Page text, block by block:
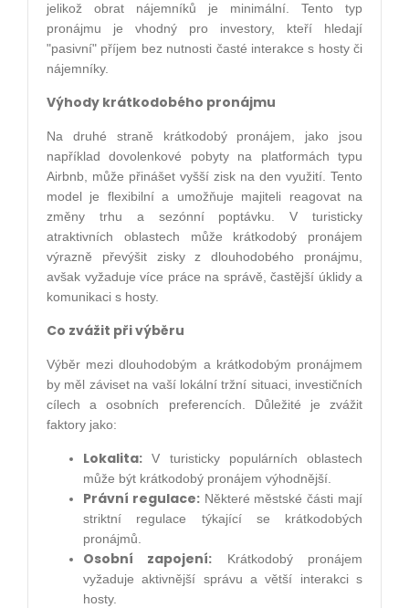
jelikož obrat nájemníků je minimální. Tento typ
pronájmu je vhodný pro investory, kteří hledají
"pasivní" příjem bez nutnosti časté interakce s hosty či
nájemníky.
Výhody krátkodobého pronájmu
Na druhé straně krátkodobý pronájem, jako jsou
například dovolenkové pobyty na platformách typu
Airbnb, může přinášet vyšší zisk na den využití. Tento
model je flexibilní a umožňuje majiteli reagovat na
změny trhu a sezónní poptávku. V turisticky
atraktivních oblastech může krátkodobý pronájem
výrazně převýšit zisky z dlouhodobého pronájmu,
avšak vyžaduje více práce na správě, častější úklidy a
komunikaci s hosty.
Co zvážit při výběru
Výběr mezi dlouhodobým a krátkodobým pronájmem
by měl záviset na vaší lokální tržní situaci, investičních
cílech a osobních preferencích. Důležité je zvážit
faktory jako:
Lokalita: V turisticky populárních oblastech
může být krátkodobý pronájem výhodnější.
Právní regulace:Některé městské části mají
striktní regulace týkající se krátkodobých
pronájmů.
Osobní zapojení: Krátkodobý pronájem
vyžaduje aktivnější správu a větší interakci s
hosty.